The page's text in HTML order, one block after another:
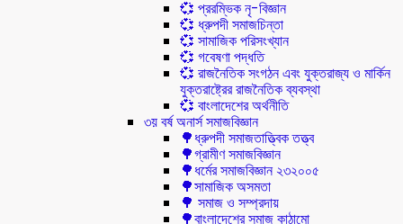
💞 প্ররম্ভিক নৃ-বিজ্ঞান
💞 ধ্রুপদী সমাজচিন্তা
💞 সামাজিক পরিসংখ্যান
💞 গবেষণা পদ্ধতি
💞 রাজনৈতিক সংগঠন এবং যুক্তরাজ্য ও মার্কিন
যুক্তরাষ্ট্রের রাজনৈতিক ব্যবস্থা
💞 বাংলাদেশের অর্থনীতি
৩য় বর্ষ অনার্স সমাজবিজ্ঞান
🌳ধ্রুপদী সমাজতাত্ত্বিক তত্ত্ব
🌳গ্রামীণ সমাজবিজ্ঞান
🌳ধর্মের সমাজবিজ্ঞান ২৩২০০৫
🌳সামাজিক অসমতা
🌳 সমাজ ও সম্প্রদায়
🌳বাংলাদেশের সমাজ কাঠামো